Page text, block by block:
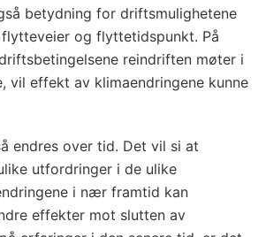
betydning for driftsmulighetene
og flyttetidspunkt. På
reindriften møter i
vil effekt av klimaendringene kunne
endres over tid. Det vil si at
utfordringer i de ulike
i nær framtid kan
effekter mot slutten av